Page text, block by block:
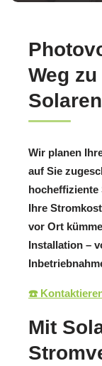
Weg
Wir planen
auf Sie
hocheffiziente
Ihre
vor Ort
Installation –
☎️
Mit